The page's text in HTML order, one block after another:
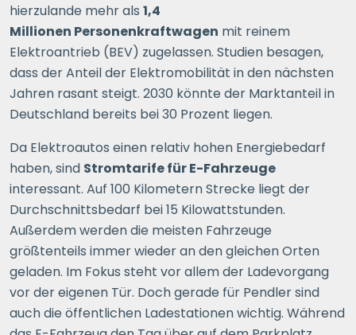
hierzulande mehr als 1,4
Millionen Personenkraftwagen mit reinem
Elektroantrieb (BEV) zugelassen. Studien besagen,
dass der Anteil der Elektromobilität in den nächsten
Jahren rasant steigt. 2030 könnte der Marktanteil in
Deutschland bereits bei 30 Prozent liegen.
Da Elektroautos einen relativ hohen Energiebedarf
haben, sind Stromtarife für E-Fahrzeuge
interessant. Auf 100 Kilometern Strecke liegt der
Durchschnittsbedarf bei 15 Kilowattstunden.
Außerdem werden die meisten Fahrzeuge
größtenteils immer wieder an den gleichen Orten
geladen. Im Fokus steht vor allem der Ladevorgang
vor der eigenen Tür. Doch gerade für Pendler sind
auch die öffentlichen Ladestationen wichtig. Während